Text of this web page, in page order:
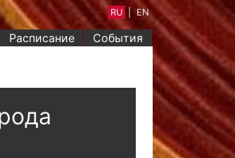
Расписание События
RU EN